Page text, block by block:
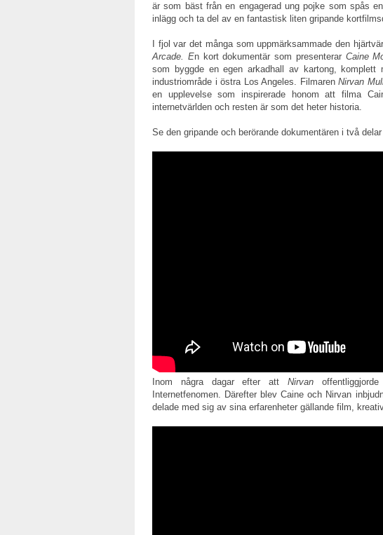
är som bäst från en engagerad ung pojke som spås
inlägg och ta del av en fantastisk liten gripande
I fjol var det många som uppmärksammade den
Arcade. En kort dokumentär som presenterar Caine
som byggde en egen arkadhall av kartong,
industriområde i östra Los Angeles. FilmarenNirvan
en upplevelse som inspirerade honom att filma
internetvärlden och resten är som det heter historia.
Se den gripande och berörande dokumentären i två
Inom några dagar efter att Nirvan
Internetfenomen. Därefter blev Caine och Nirvan
delade med sig av sina erfarenheter gällande film,